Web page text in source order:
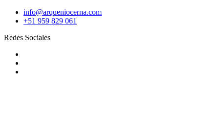
info@arqueniocerna.com
+51 959 829 061
Redes Sociales